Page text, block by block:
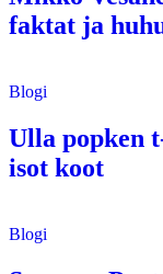
faktat ja
Blogi
Ulla popken
isot koot
Blogi